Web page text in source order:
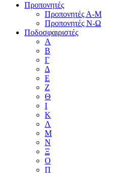
Προπονητές
Προπονητές Α-Μ
Προπονητές Ν-Ω
Ποδοσφαιριστές
Α
Β
Γ
Δ
Ε
Ζ
Θ
Ι
Κ
Λ
Μ
Ν
Ξ
Ο
Π